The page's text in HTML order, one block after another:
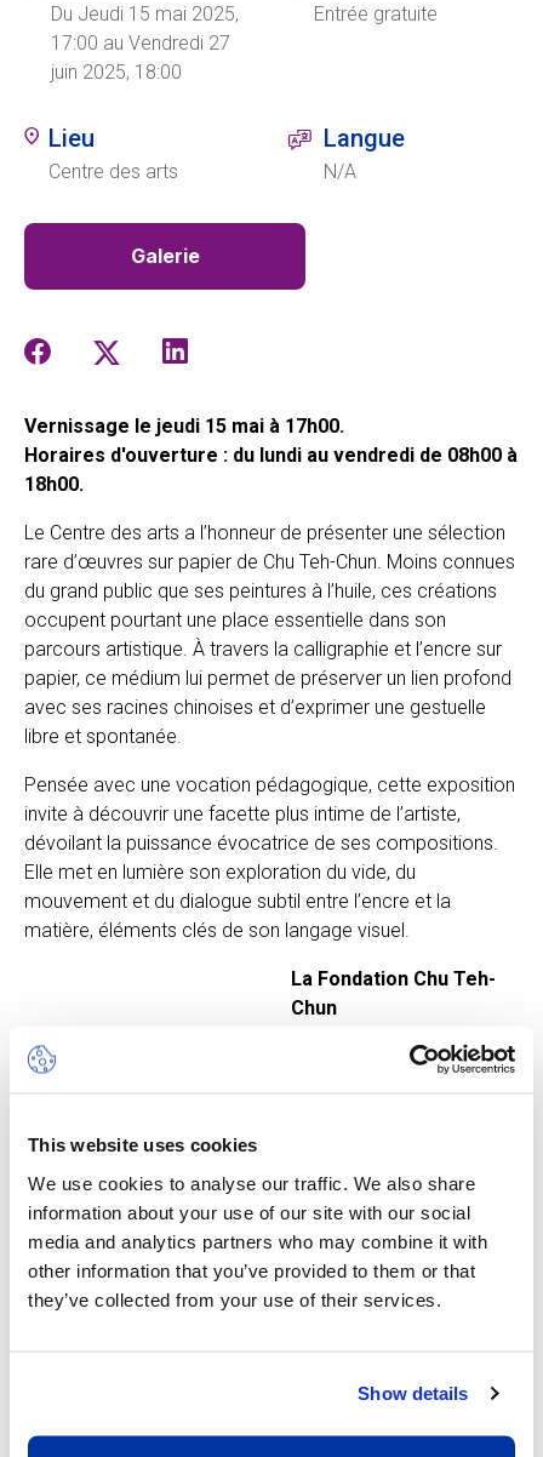
This website uses cookies
We use cookies to analyse our traffic. We also share
information about your use of our site with our social
media and analytics partners who may combine it with
other information that you’ve provided to them or that
they’ve collected from your use of their services.
Show details
Centre des arts
Institut
Contact
Du Jeudi 15 mai 2025,
17:00 au Vendredi 27
juin 2025, 18:00
Entrée gratuite
Lieu
Centre des arts
Langue
N/A
Galerie
Vernissage le jeudi 15 mai à 17h00.
Horaires d'ouverture : du lundi au vendredi de 08h00 à
18h00.
Le Centre des arts a l’honneur de présenter une sélection
rare d’œuvres sur papier de Chu Teh-Chun. Moins connues
du grand public que ses peintures à l’huile, ces créations
occupent pourtant une place essentielle dans son
parcours artistique. À travers la calligraphie et l’encre sur
papier, ce médium lui permet de préserver un lien profond
avec ses racines chinoises et d’exprimer une gestuelle
libre et spontanée.
Pensée avec une vocation pédagogique, cette exposition
invite à découvrir une facette plus intime de l’artiste,
dévoilant la puissance évocatrice de ses compositions.
Elle met en lumière son exploration du vide, du
mouvement et du dialogue subtil entre l’encre et la
matière, éléments clés de son langage visuel.
La Fondation Chu Teh-
Chun
Créée en 2017 à Genève
à la diffusion de son
héritage. À travers
expositions, conférences
et initiatives
pédagogiques, elle s’attache à faire rayonner son œuvre
l’arrivée de l’artiste à Paris en 1955, la Fondation poursuit